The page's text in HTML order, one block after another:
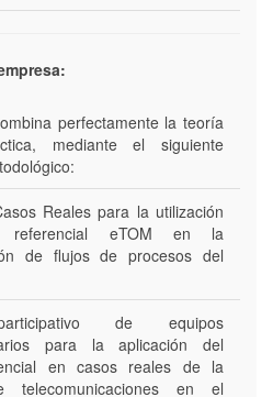
perfectamente la teoría
mediante el siguiente
Reales para la utilización
referencial eTOM en la
de flujos de procesos del
de equipos
para la aplicación del
en casos reales de la
telecomunicaciones en el